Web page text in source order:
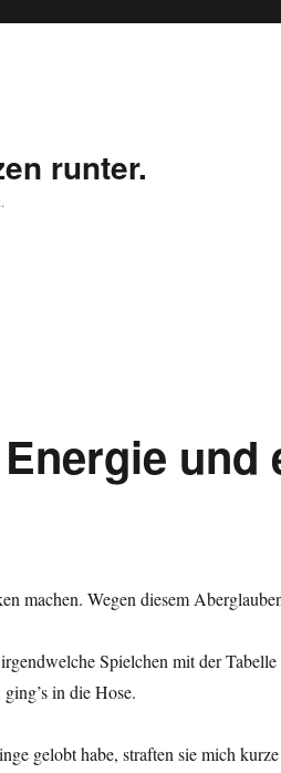
runter.
und
machen. Wegen diesem
Spielchen mit der
in die Hose.
gelobt habe, straften sie mich